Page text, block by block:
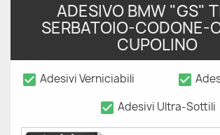
ADESIVO BMW "GS"
SERBATOIO-CODONE-
CUPOLINO
check_box Adesivi Verniciabili check_box
check_box Adesivi Ultra-Sottili